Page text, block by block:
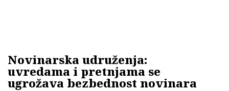
Novinarska udruženja:
uvredama i pretnjama se
ugrožava bezbednost novinara